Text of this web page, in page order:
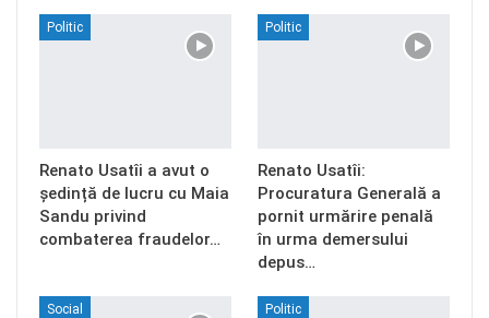
Politic
Renato Usatîi a avut o
ședință de lucru cu Maia
Sandu privind
combaterea fraudelor…
Politic
Renato Usatîi:
Procuratura Generală a
pornit urmărire penală
în urma demersului
depus…
Social Politic